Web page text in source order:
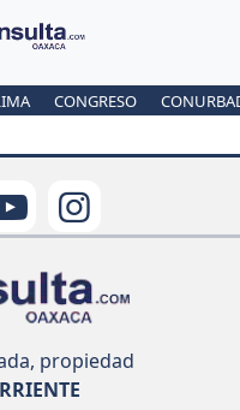
CONGRESO
propiedad